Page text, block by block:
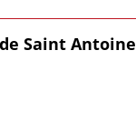
Saint Antoine